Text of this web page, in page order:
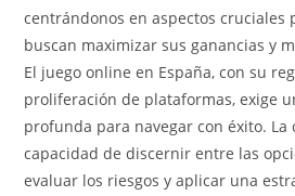
centrándonos en aspectos cruciales
buscan maximizar sus ganancias y
El juego online en España, con su
proliferación de plataformas, exige
profunda para navegar con éxito. La
capacidad de discernir entre las
evaluar los riesgos y aplicar una